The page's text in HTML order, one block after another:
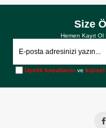
Size
Hemen Kayıt
Üyelik koşullarını vekişisel